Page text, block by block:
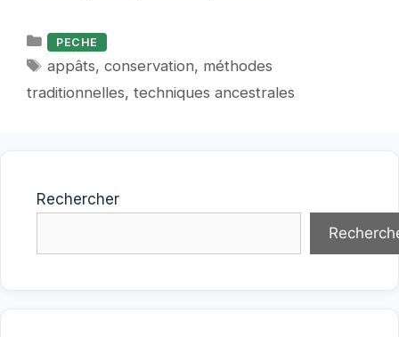
Catégories
PECHE
Étiquettes
appâts,conservation, méthodes
traditionnelles, techniques ancestrales
Rechercher